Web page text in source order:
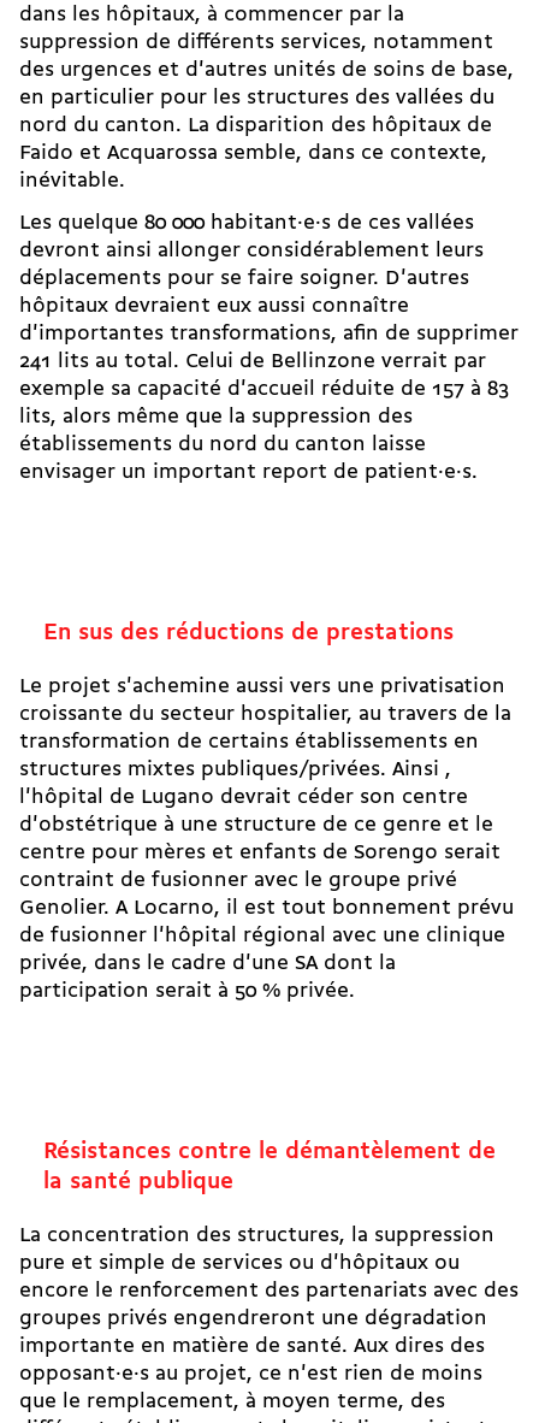
dans les hôpitaux, à commencer par la
suppression de différents services, notamment
des urgences et d'autres unités de soins de base,
en particulier pour les structures des vallées du
nord du canton. La disparition des hôpitaux de
Faido et Acquarossa semble, dans ce contexte,
inévitable.
Les quelque 80 000 habitant·e·s de ces vallées
devront ainsi allonger considérablement leurs
déplacements pour se faire soigner. D'autres
hôpitaux devraient eux aussi connaître
d'importantes transformations, afin de supprimer
241 lits au total. Celui de Bellinzone verrait par
exemple sa capacité d'accueil réduite de 157 à 83
lits, alors même que la suppression des
établissements du nord du canton laisse
envisager un important report de patient·e·s.
En sus des réductions de prestations
Le projet s'achemine aussi vers une privatisation
croissante du secteur hospitalier, au travers de la
transformation de certains établissements en
structures mixtes publiques/privées. Ainsi ,
l'hôpital de Lugano devrait céder son centre
d'obstétrique à une structure de ce genre et le
centre pour mères et enfants de Sorengo serait
contraint de fusionner avec le groupe privé
Genolier. A Locarno, il est tout bonnement prévu
de fusionner l'hôpital régional avec une clinique
privée, dans le cadre d'une SA dont la
participation serait à 50 % privée.
Résistances contre le démantèlement de
la santé publique
La concentration des structures, la suppression
pure et simple de services ou d'hôpitaux ou
encore le renforcement des partenariats avec des
groupes privés engendreront une dégradation
importante en matière de santé. Aux dires des
opposant·e·s au projet, ce n'est rien de moins
que le remplacement, à moyen terme, des